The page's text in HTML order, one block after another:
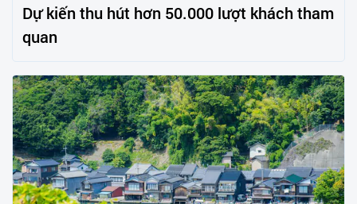
Dự kiến thu hút hơn 50.000 lượt khách tham
quan